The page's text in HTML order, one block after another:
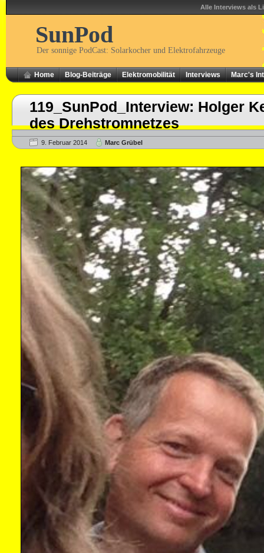
Alle Interviews als
SunPod
Der sonnige PodCast: Solarkocher und Elektrofahrzeuge
Home Blog-Beiträge Elektromobilität Interviews Marc's
119_SunPod_Interview: Holger
des Drehstromnetzes
9. Februar 2014 Marc Grübel